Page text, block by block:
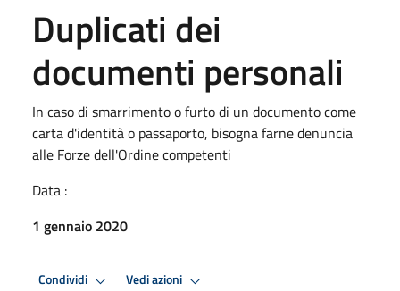
Duplicati dei
documenti personali
In caso di smarrimento o furto di un documento come
carta d'identità o passaporto, bisogna farne denuncia
alle Forze dell'Ordine competenti
Data :
1 gennaio 2020
Condividi Vedi azioni